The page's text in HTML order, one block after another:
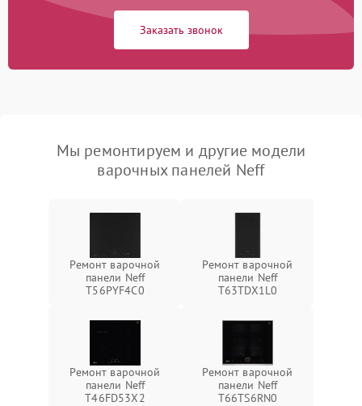
Заказать звонок
Мы ремонтируем и другие модели
варочных панелей Neff
Ремонт варочной
панели Neff
T56PYF4C0
Ремонт варочной
панели Neff
T63TDX1L0
Ремонт варочной
панели Neff
T46FD53X2
Ремонт варочной
панели Neff
T66TS6RN0